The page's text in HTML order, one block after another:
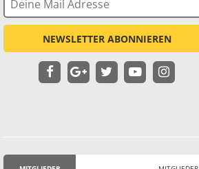
NEWSLETTER ABONNIEREN